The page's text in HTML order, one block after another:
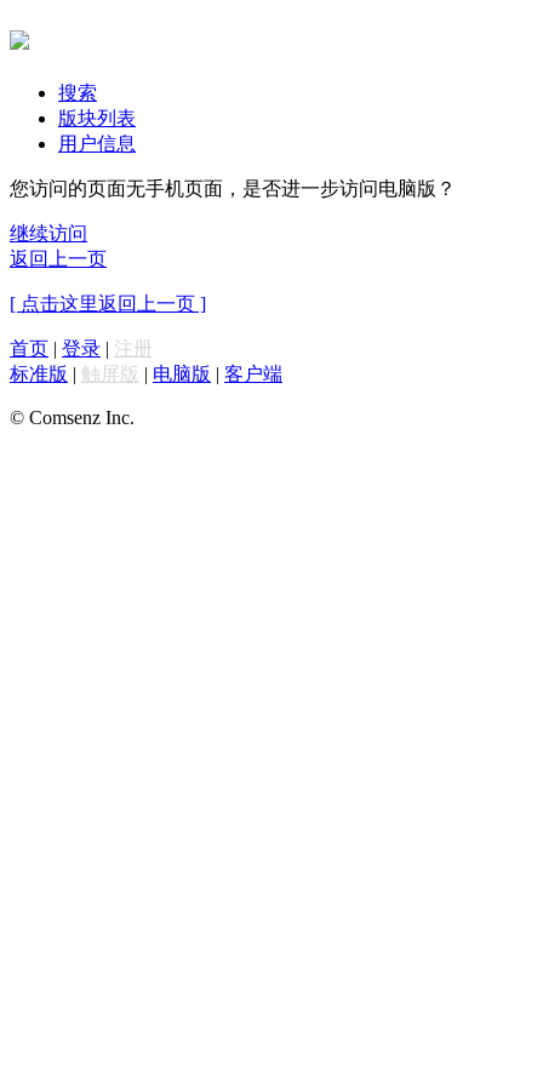
搜索
版块列表
用户信息
您访问的页面无手机页面，是否进一步访问电脑版？
继续访问
返回上一页
[ 点击这里返回上一页 ]
首页 | 登录 | 注册
标准版 | 触屏版 | 电脑版 | 客户端
© Comsenz Inc.